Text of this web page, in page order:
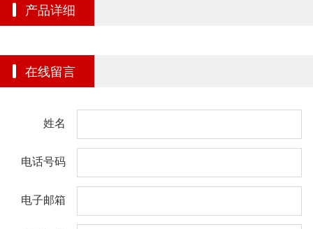
产品详细
在线留言
姓名
电话号码
电子邮箱